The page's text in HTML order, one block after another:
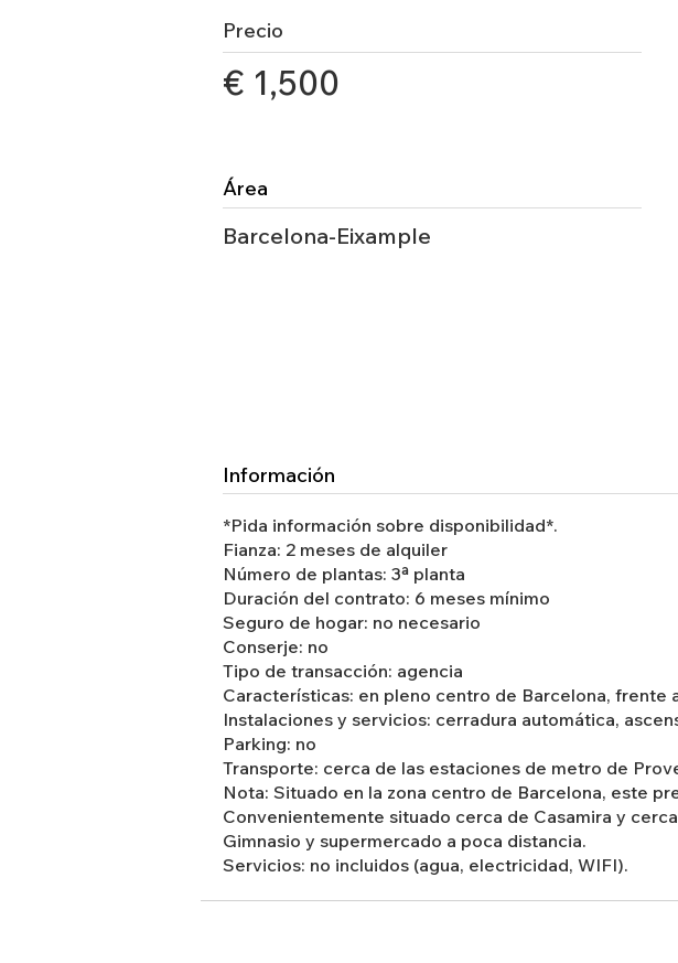
Precio
€ 1,500
Área
Barcelona-Eixample
Información
*Pida información sobre disponibilidad*.
Fianza: 2 meses de alquiler
Número de plantas: 3ª planta
Duración del contrato: 6 meses mínimo
Seguro de hogar: no necesario
Conserje: no
Tipo de transacción: agencia
Características: en pleno centro de Barcelona,
Instalaciones y servicios: cerradura automática,
Parking: no
Transporte: cerca de las estaciones de metro de
Nota: Situado en la zona centro de Barcelona, este
Convenientemente situado cerca de Casamira y
Gimnasio y supermercado a poca distancia.
Servicios: no incluidos (agua, electricidad, WIFI).